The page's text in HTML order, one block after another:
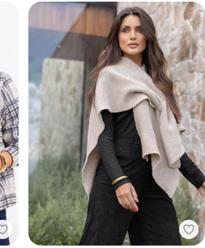
Quintess - Jaqueta (Xadrez)